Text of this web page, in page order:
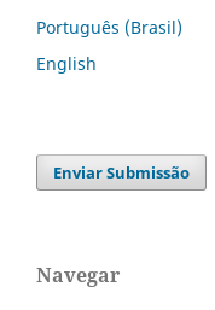
Português (Brasil)
English
Enviar Submissão
Navegar